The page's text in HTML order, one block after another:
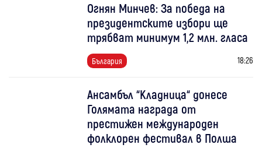
Огнян Минчев: За победа на
президентските избори ще
трябват минимум 1,2 млн. гласа
България 18:26
Ансамбъл “Кладница“ донесе
Голямата награда от
престижен международен
фолклорен фестивал в Полша